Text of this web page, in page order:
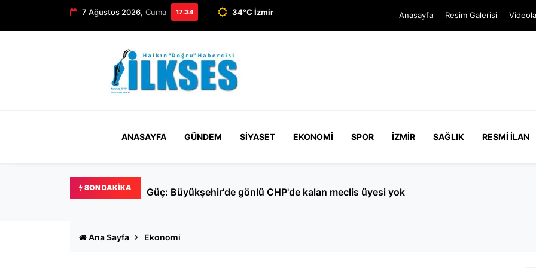
7 Ağustos 2026, Cuma 17:34 34°C İzmir Anasayfa Resim Galerisi
ANASAYFA GÜNDEM SIYASET EKONOMI SPOR İZMIR SAĞLIK RESMI İLAN
SON DAKIKA Pazar günü YÖKDİL/2 adayları ter dökecek
Ana Sayfa Ekonomi